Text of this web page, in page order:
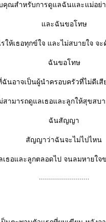
คุณสำหรับการดูแลฉันและแม่อย่า
ละฉันขอโทษ
ให้เธอทุกข์ใจ และไม่สบายใจ จะ
ฉันขอโทษ
ฉันอาจเป็นผู้นำครอบครัวที่ไม่ดีเสี
สามารถดูแลเธอและลูกให้สุขสบา
ฉันสัญญา
สัญญาว่าฉันจะไม่ไปไหน
เธอและลูกตลอดไป จนลมหายใจ